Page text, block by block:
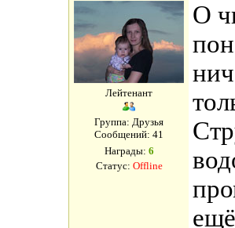
Лейтенант
Группа: Друзья
Сообщений: 41
Награды: 6
Статус: Offline
О